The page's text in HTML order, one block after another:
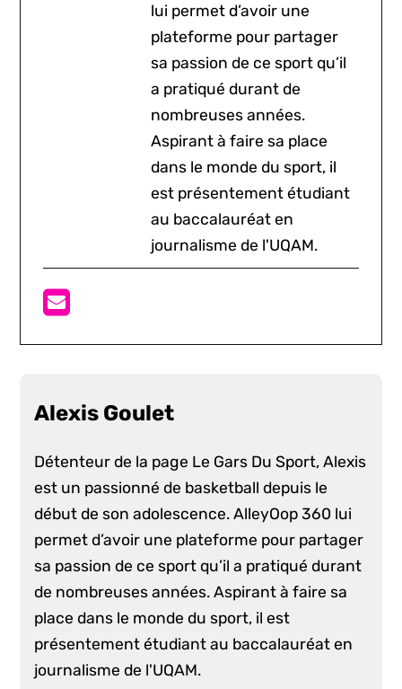
lui permet d’avoir une
plateforme pour partager
sa passion de ce sport qu’il
a pratiqué durant de
nombreuses années.
Aspirant à faire sa place
dans le monde du sport, il
est présentement étudiant
au baccalauréat en
journalisme de l'UQAM.
Alexis Goulet
Détenteur de la page Le Gars Du Sport, Alexis
est un passionné de basketball depuis le
début de son adolescence. AlleyOop 360 lui
permet d’avoir une plateforme pour partager
sa passion de ce sport qu’il a pratiqué durant
de nombreuses années. Aspirant à faire sa
place dans le monde du sport, il est
présentement étudiant au baccalauréat en
journalisme de l'UQAM.